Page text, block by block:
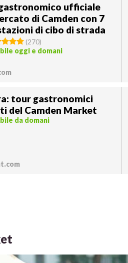
ufficiale
di Camden con 7
di cibo di strada
(270)
oggi e domani
tour gastronomici
del Camden Market
da domani